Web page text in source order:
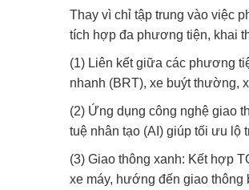
Thay vì chỉ tập trung vào việc
tích hợp đa phương tiện, khai
(1) Liên kết giữa các phương
nhanh (BRT), xe buýt thường,
(2) Ứng dụng công nghệ giao
tuệ nhân tạo (AI) giúp tối ưu lộ
(3) Giao thông xanh: Kết hợp
xe máy, hướng đến giao thông